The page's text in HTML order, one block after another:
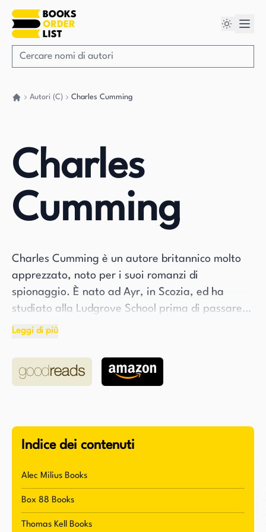
Autori (C) Charles Cumming
Charles
Cumming
Charles Cumming è un autore britannico molto
apprezzato, noto per i suoi romanzi di
spionaggio. È nato ad Ayr, in Scozia, ed ha
studiato alla Ludgrove School prima di passare
al Eton College. Cumming si è laureato con lode
nel 1994. La sua scrittura è stata paragonata a
quella di leggendari autori di spy story come
generazione di autori di spy story.
per una possibile reclutazione, ma ha rifiutato
l'offerta in quanto più interessato a scrivere
agente segreto. Tuttavia, le sue esperienze con
Leggi di più
Indice dei contenuti
Alec Milius Books
Box 88 Books
Thomas Kell Books